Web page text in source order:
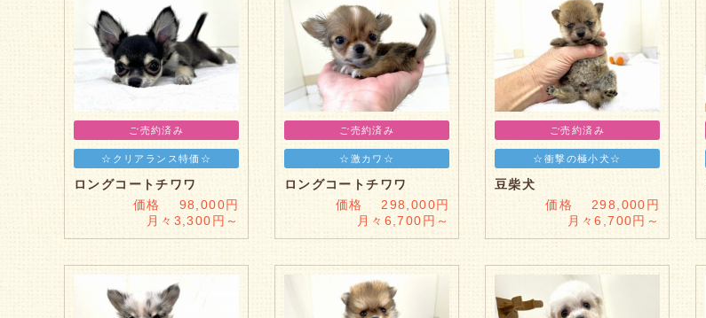
ご売約済み
☆クリアランス特価☆
ロングコートチワワ
価格 98,000円
月々3,300円～
ご売約済み
☆激カワ☆
ロングコートチワワ
価格 298,000円
月々6,700円～
ご売約済み
☆衝撃の極小犬☆
豆柴犬
価格 298,000円
月々6,700円～